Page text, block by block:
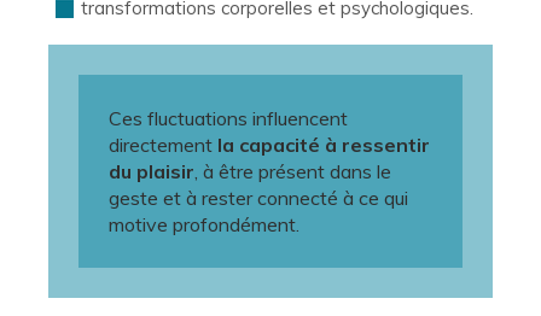
transformations corporelles et psychologiques.
Ces fluctuations influencent
directement la capacité à ressentir
du plaisir , à être présent dans le
geste et à rester connecté à ce qui
motive profondément.